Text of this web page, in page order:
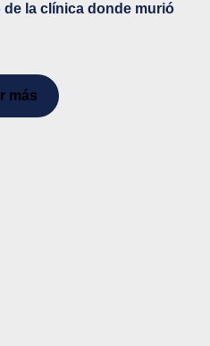
la clínica donde murió
más